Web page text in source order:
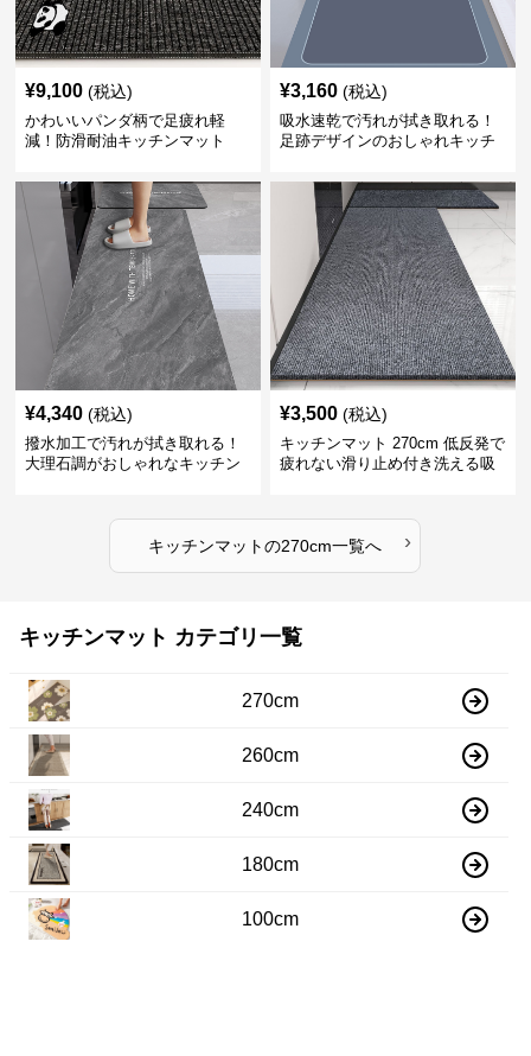
¥9,100 (税込)
かわいいパンダ柄で足疲れ軽
減！防滑耐油キッチンマット
¥3,160 (税込)
吸水速乾で汚れが拭き取れる！
足跡デザインのおしゃれキッチ
¥4,340 (税込)
撥水加工で汚れが拭き取れる！
大理石調がおしゃれなキッチン
¥3,500 (税込)
キッチンマット 270cm 低反発で
疲れない滑り止め付き洗える吸
キッチンマットの270cm一覧へ ›
キッチンマット カテゴリ一覧
270cm
260cm
240cm
180cm
100cm